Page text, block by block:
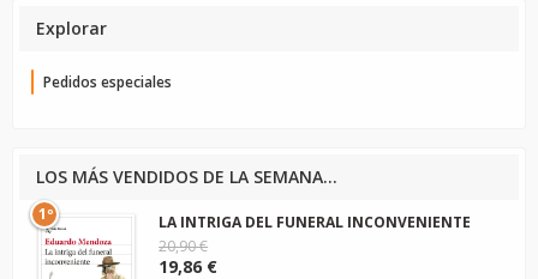
Explorar
Pedidos especiales
LOS MÁS VENDIDOS DE LA SEMANA...
1º
LA INTRIGA DEL FUNERAL INCONVENIENTE
20,90 €
19,86 €